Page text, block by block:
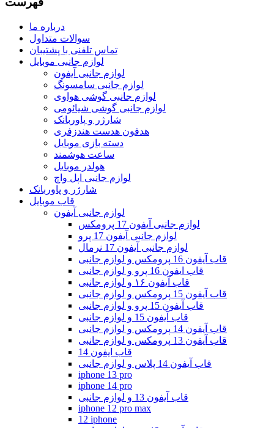
درباره ما
سوالات متداول
تماس تلفنی با پشتیبان
لوازم جانبی موبایل
لوازم جانبی آیفون
لوازم جانبی سامسونگ
لوازم جانبی گوشی هواوی
لوازم جانبی گوشی شیائومی
شارژر و پاوربانک
هدفون هدست هندزفری
دسته بازی موبایل
ساعت هوشمند
هولدر موبایل
لوازم جانبی اپل واچ
شارژر و پاوربانک
قاب موبایل
لوازم جانبی آیفون
لوازم جانبی آیفون 17 پرومکس
لوازم جانبی آیفون 17 پرو
لوازم جانبی آیفون 17 نرمال
قاب آیفون 16 پرومکس و لوازم جانبی
قاب ایفون 16 پرو و لوازم جانبی
قاب آیفون ۱۶ و لوازم جانبی
قاب آیفون 15 پرومکس و لوازم جانبی
قاب آیفون 15 پرو و لوازم جانبی
قاب آیفون 15 و لوازم جانبی
قاب آیفون 14 پرومکس و لوازم جانبی
قاب آیفون 13 پرومکس و لوازم جانبی
قاب ایفون 14
قاب آیفون 14 پلاس و لوازم جانبی
iphone 13 pro
iphone 14 pro
قاب آیفون 13 و لوازم جانبی
iphone 12 pro max
12 iphone